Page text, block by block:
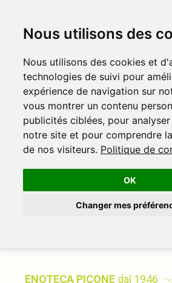
Nous utilisons des
Nous utilisons des cookies et
technologies de suivi pour
expérience de navigation sur
vous montrer un contenu
publicités ciblées, pour
notre site et pour comprendre
de nos visiteurs. Politique de
OK
Changer mes
ENOTECA PICONE dal 1946